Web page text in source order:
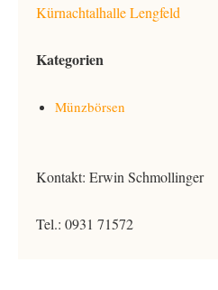
Kürnachtalhalle Lengfeld
Kategorien
Münzbörsen
Kontakt: Erwin Schmollinger
Tel.: 0931 71572